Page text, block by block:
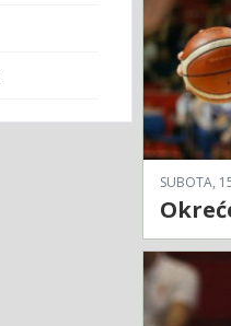
SUBOTA,